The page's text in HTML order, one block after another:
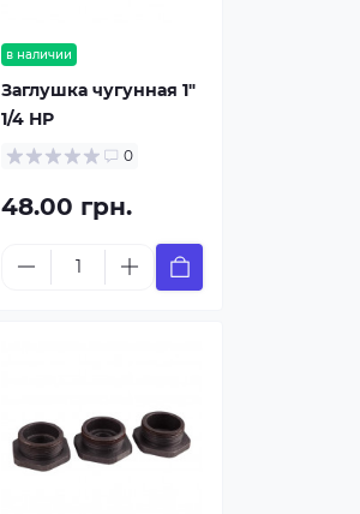
в наличии
Заглушка чугунная 1"
1/4 НР
0
48.00 грн.